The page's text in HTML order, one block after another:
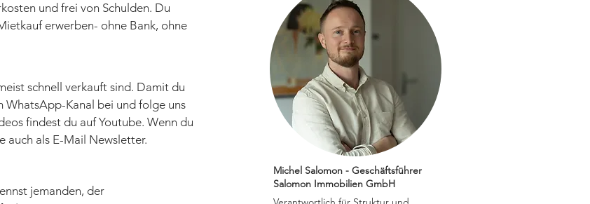
und frei von Schulden. Du
erwerben- ohne Bank, ohne
schnell verkauft sind. Damit du
Kanal bei und folge uns
findest du auf Youtube. Wenn du
auch als E-Mail Newsletter.
jemanden, der
Michel Salomon - Geschäftsführer
Salomon Immobilien GmbH